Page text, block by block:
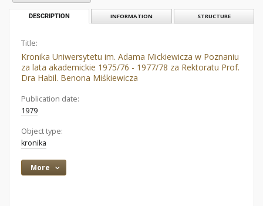
DESCRIPTION INFORMATION STRUCTURE
Title:
Kronika Uniwersytetu im. Adama Mickiewicza w Poznaniu
za lata akademickie 1975/76 - 1977/78 za Rektoratu Prof.
Dra Habil. Benona Miśkiewicza
Publication date:
1979
Object type:
kronika
More